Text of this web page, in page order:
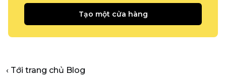
Tạo một cửa hàng
‹ Tới trang chủ Blog